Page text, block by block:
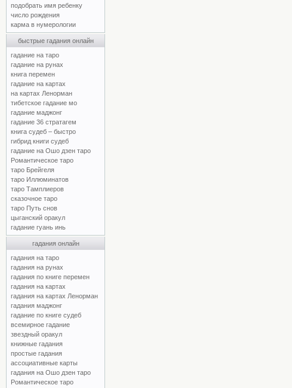
подобрать имя ребенку
число рождения
карма в нумерологии
быстрые гадания онлайн
гадание на таро
гадание на рунах
книга перемен
гадание на картах
на картах Ленорман
тибетское гадание мо
гадание маджонг
гадание 36 стратагем
книга судеб – быстро
гибрид книги судеб
гадание на Ошо дзен таро
Романтическое таро
таро Брейгеля
таро Иллюминатов
таро Тамплиеров
сказочное таро
таро Путь снов
цыганский оракул
гадание гуань инь
гадания онлайн
гадания на таро
гадания на рунах
гадания по книге перемен
гадания на картах
гадания на картах Ленорман
гадания маджонг
гадание по книге судеб
всемирное гадание
звездный оракул
книжные гадания
простые гадания
ассоциативные карты
гадания на Ошо дзен таро
Романтическое таро